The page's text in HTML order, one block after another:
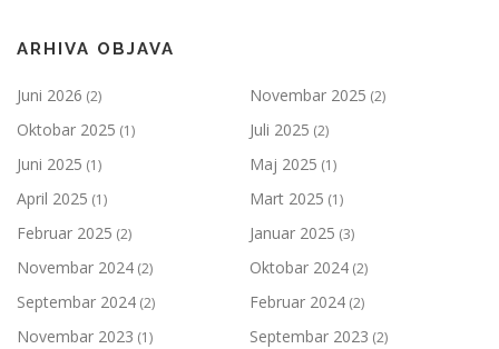
ARHIVA OBJAVA
Juni 2026 (2) Novembar 2025 (2)
Oktobar 2025 (1) Juli 2025 (2)
Juni 2025 (1) Maj 2025 (1)
April 2025 (1) Mart 2025 (1)
Februar 2025 (2) Januar 2025 (3)
Novembar 2024 (2) Oktobar 2024 (2)
Septembar 2024 (2) Februar 2024 (2)
Novembar 2023 (1) Septembar 2023 (2)